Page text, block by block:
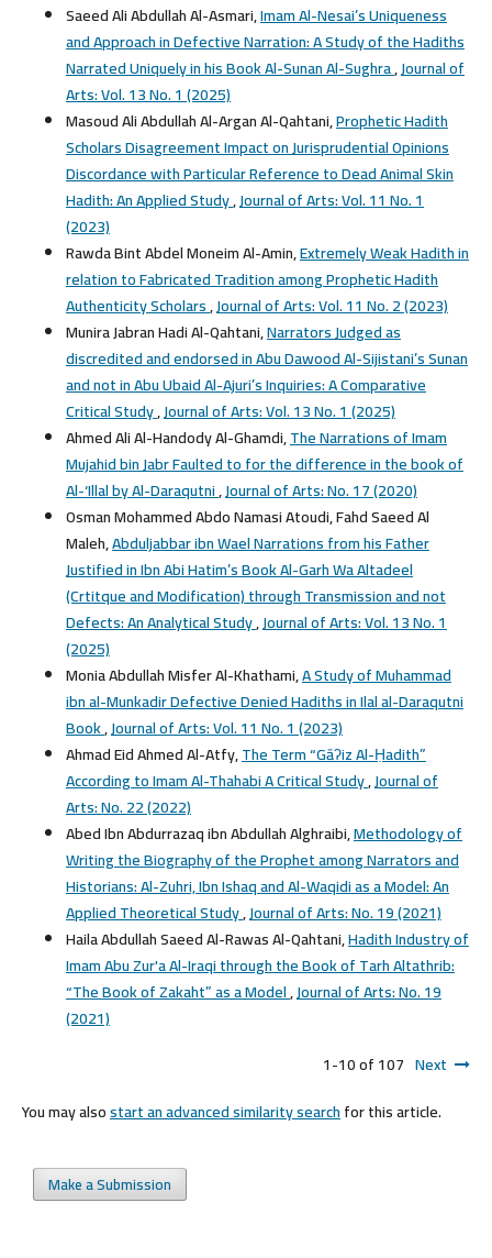
Saeed Ali Abdullah Al-Asmari,Imam Al-Nesai’s Uniqueness
and Approach in Defective Narration: A Study of the Hadiths
Narrated Uniquely in his Book Al-Sunan Al-Sughra,Journal of
Arts: Vol. 13 No. 1 (2025)
Masoud Ali Abdullah Al-Argan Al-Qahtani,Prophetic Hadith
Scholars Disagreement Impact on Jurisprudential Opinions
Discordance with Particular Reference to Dead Animal Skin
Hadith: An Applied Study,Journal of Arts: Vol. 11 No. 1
(2023)
Rawda Bint Abdel Moneim Al-Amin,Extremely Weak Hadith in
relation to Fabricated Tradition among Prophetic Hadith
Authenticity Scholars,Journal of Arts: Vol. 11 No. 2 (2023)
Munira Jabran Hadi Al-Qahtani,Narrators Judged as
discredited and endorsed in Abu Dawood Al-Sijistani’s Sunan
and not in Abu Ubaid Al-Ajuri’s Inquiries: A Comparative
Critical Study,Journal of Arts: Vol. 13 No. 1 (2025)
Ahmed Ali Al-Handody Al-Ghamdi,The Narrations of Imam
Mujahid bin Jabr Faulted to for the difference in the book of
Al-‘Illal by Al-Daraqutni,Journal of Arts: No. 17 (2020)
Osman Mohammed Abdo Namasi Atoudi, Fahd Saeed Al
Maleh,Abduljabbar ibn Wael Narrations from his Father
Justified in Ibn Abi Hatim’s Book Al-Garh Wa Altadeel
(Crtitque and Modification) through Transmission and not
Defects: An Analytical Study,Journal of Arts: Vol. 13 No. 1
(2025)
Monia Abdullah Misfer Al-Khathami,A Study of Muhammad
ibn al-Munkadir Defective Denied Hadiths in Ilal al-Daraqutni
Book,Journal of Arts: Vol. 11 No. 1 (2023)
Ahmad Eid Ahmed Al-Atfy,The Term “Gāʔiz Al-Ḥadith”
According to Imam Al-Thahabi A Critical Study,Journal of
Arts: No. 22 (2022)
Abed Ibn Abdurrazaq ibn Abdullah Alghraibi,Methodology of
Writing the Biography of the Prophet among Narrators and
Historians: Al-Zuhri, Ibn Ishaq and Al-Waqidi as a Model: An
Applied Theoretical Study,Journal of Arts: No. 19 (2021)
Haila Abdullah Saeed Al-Rawas Al-Qahtani,Hadith Industry of
Imam Abu Zur'a Al-Iraqi through the Book of Tarh Altathrib:
“The Book of Zakaht” as a Model,Journal of Arts: No. 19
(2021)
1-10 of 107 Next
You may alsostart an advanced similarity searchfor this article.
Make a Submission